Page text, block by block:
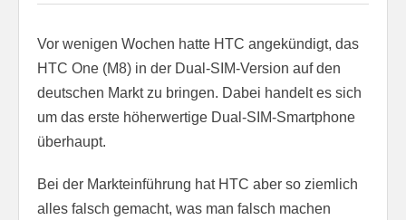
Vor wenigen Wochen hatte HTC angekündigt, das
HTC One (M8) in der Dual-SIM-Version auf den
deutschen Markt zu bringen. Dabei handelt es sich
um das erste höherwertige Dual-SIM-Smartphone
überhaupt.
Bei der Markteinführung hat HTC aber so ziemlich
alles falsch gemacht, was man falsch machen